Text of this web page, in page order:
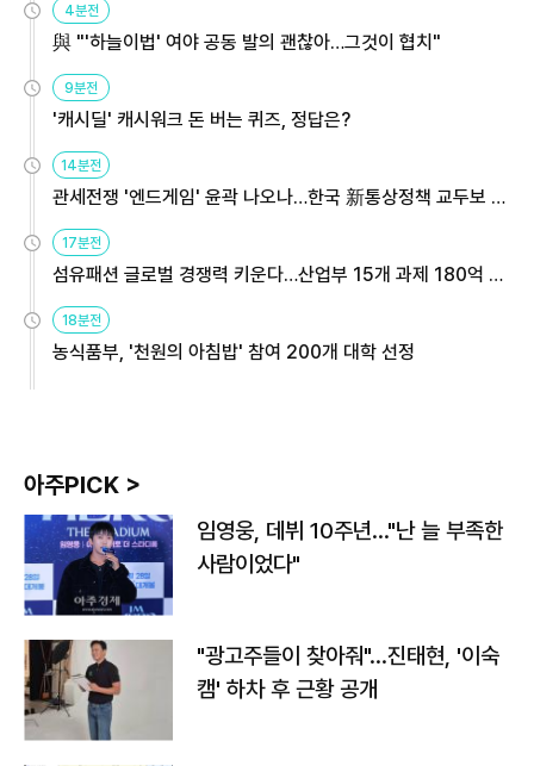
4분전
與 "'하늘이법' 여야 공동 발의 괜찮아…그것이 협치"
9분전
'캐시딜' 캐시워크 돈 버는 퀴즈, 정답은?
14분전
관세전쟁 '엔드게임' 윤곽 나오나…한국 新통상정책 교두보 활
17분전
섬유패션 글로벌 경쟁력 키운다…산업부 15개 과제 180억 지
18분전
농식품부, '천원의 아침밥' 참여 200개 대학 선정
아주PICK >
임영웅, 데뷔 10주년…"난 늘 부족한
사람이었다"
"광고주들이 찾아줘"…진태현, '이숙
캠' 하차 후 근황 공개